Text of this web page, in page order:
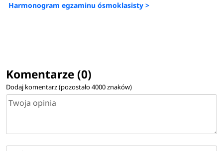
Harmonogram egzaminu ósmoklasisty >
Komentarze (0)
Dodaj komentarz (pozostało4000znaków)